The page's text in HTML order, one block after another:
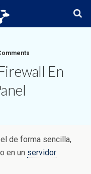
En
de forma sencilla,
en un servidor